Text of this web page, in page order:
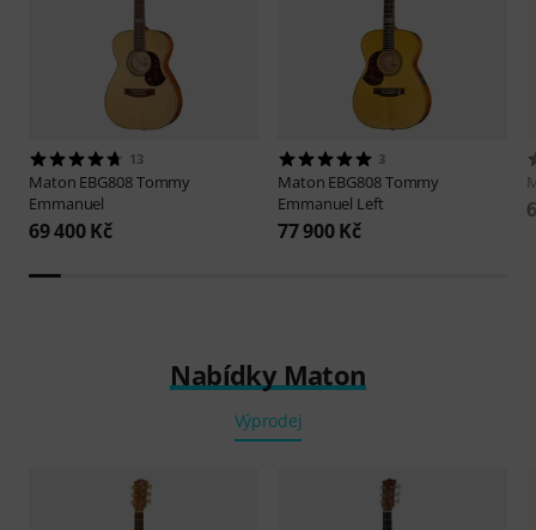
13
Maton EBG808 Tommy
Emmanuel
69 400 Kč
3
Maton EBG808 Tommy
Emmanuel Left
77 900 Kč
Nabídky Maton
Výprodej